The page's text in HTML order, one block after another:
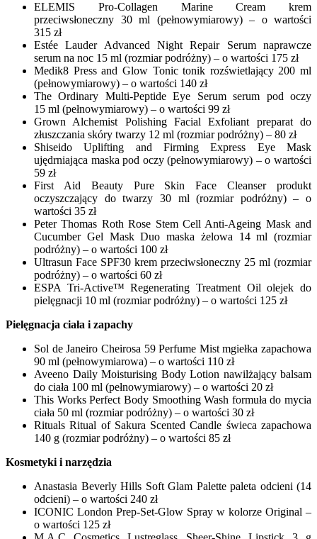
ELEMIS Pro-Collagen Marine Cream krem
przeciwsłoneczny 30 ml (pełnowymiarowy) – o wartości
315 zł
Estée Lauder Advanced Night Repair Serum naprawcze
serum na noc 15 ml (rozmiar podróżny) – o wartości 175 zł
Medik8 Press and Glow Tonic tonik rozświetlający 200 ml
(pełnowymiarowy) – o wartości 140 zł
The Ordinary Multi-Peptide Eye Serum serum pod oczy
15 ml (pełnowymiarowy) – o wartości 99 zł
Grown Alchemist Polishing Facial Exfoliant preparat do
złuszczania skóry twarzy 12 ml (rozmiar podróżny) – 80 zł
Shiseido Uplifting and Firming Express Eye Mask
ujędrniająca maska pod oczy (pełnowymiarowy) – o wartości
59 zł
First Aid Beauty Pure Skin Face Cleanser produkt
oczyszczający do twarzy 30 ml (rozmiar podróżny) – o
wartości 35 zł
Peter Thomas Roth Rose Stem Cell Anti-Ageing Mask and
Cucumber Gel Mask Duo maska żelowa 14 ml (rozmiar
podróżny) – o wartości 100 zł
Ultrasun Face SPF30 krem przeciwsłoneczny 25 ml (rozmiar
podróżny) – o wartości 60 zł
ESPA Tri-Active™ Regenerating Treatment Oil olejek do
pielęgnacji 10 ml (rozmiar podróżny) – o wartości 125 zł
Pielęgnacja ciała i zapachy
Sol de Janeiro Cheirosa 59 Perfume Mist mgiełka zapachowa
90 ml (pełnowymiarowa) – o wartości 110 zł
Aveeno Daily Moisturising Body Lotion nawilżający balsam
do ciała 100 ml (pełnowymiarowy) – o wartości 20 zł
This Works Perfect Body Smoothing Wash formuła do mycia
ciała 50 ml (rozmiar podróżny) – o wartości 30 zł
Rituals Ritual of Sakura Scented Candle świeca zapachowa
140 g (rozmiar podróżny) – o wartości 85 zł
Kosmetyki i narzędzia
Anastasia Beverly Hills Soft Glam Palette paleta odcieni (14
odcieni) – o wartości 240 zł
ICONIC London Prep-Set-Glow Spray w kolorze Original –
o wartości 125 zł